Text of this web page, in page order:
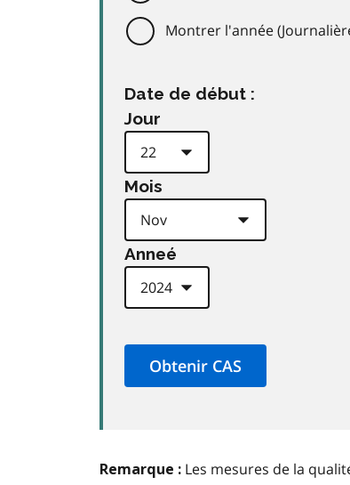
Montrer l'année
Date de début :
Jour
Mois
Anneé
Remarque : Les mesures de la